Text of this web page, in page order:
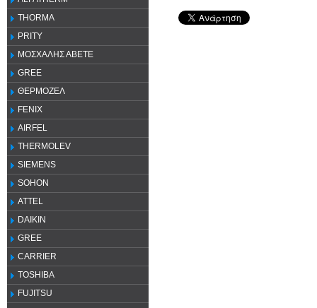
THORMA
PRITY
ΜΟΣΧΑΛΗΣ ΑΒΕΤΕ
GREE
ΘΕΡΜΟΖΕΛ
FENIX
AIRFEL
THERMOLEV
SIEMENS
SOHON
ATTEL
DAIKIN
GREE
CARRIER
TOSHIBA
FUJITSU